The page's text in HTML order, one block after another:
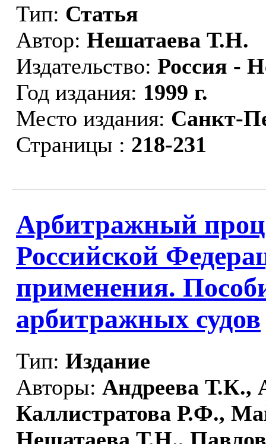
Тип: Статья
Автор: Нешатаева Т.Н.
Издательство: Россия -
Год издания: 1999 г.
Место издания: Санкт-
Страницы : 218-231
Арбитражный
Российской
применения.
арбитражных судов
Тип: Издание
Авторы: Андреева Т.К.,
Каллистратова Р.Ф.,
Нешатаева Т.Н.,